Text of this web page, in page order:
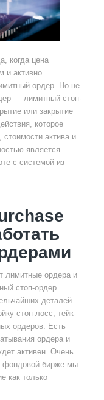
когда цена
и активно
ордер. Но не
— лимитный стоп-
или закрытие
которое
актива и
является
с системой из
лимитные ордера и
стоп-ордер
деталей.
стоп-лосс, тейк-
ордеров. Есть
ордера и
активен. Очень
фондовой бирже мы
как только